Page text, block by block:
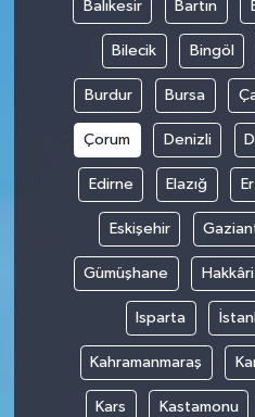
Balıkesir Bartın
Bilecik Bingöl
Burdur Bursa
Çorum Denizli
Edirne Elazığ
Eskişehir
Gümüşhane Hakkâri
Isparta
Kahramanmaraş
Kars Kastamonu